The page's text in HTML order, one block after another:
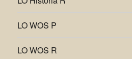
LO WOS P
LO WOS R